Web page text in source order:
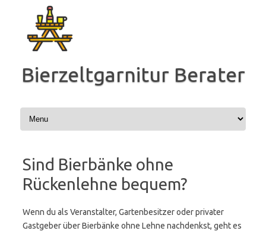
springen
Bierzeltgarnitur Berater
Sind Bierbänke ohne
Rückenlehne bequem?
Wenn du als Veranstalter, Gartenbesitzer oder privater
Gastgeber über Bierbänke ohne Lehne nachdenkst, geht es